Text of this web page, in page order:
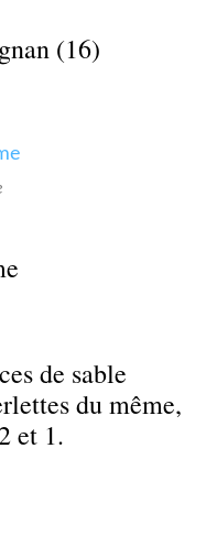
(16)
de sable
du même,
et 1.